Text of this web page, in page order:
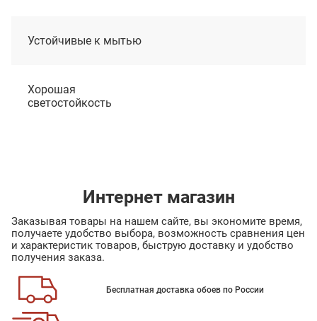
Устойчивые к мытью
Хорошая
светостойкость
Интернет магазин
Заказывая товары на нашем сайте, вы экономите время,
получаете удобство выбора, возможность сравнения цен
и характеристик товаров, быструю доставку и удобство
получения заказа.
Бесплатная доставка обоев по России